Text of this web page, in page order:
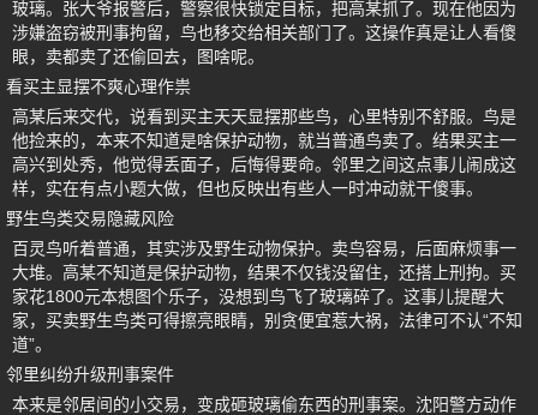
玻璃。张大爷报警后，警察很快锁定目标，把高某抓了。现在他因为
涉嫌盗窃被刑事拘留，鸟也移交给相关部门了。这操作真是让人看傻
眼，卖都卖了还偷回去，图啥呢。
看买主显摆不爽心理作祟
高某后来交代，说看到买主天天显摆那些鸟，心里特别不舒服。鸟是
他捡来的，本来不知道是啥保护动物，就当普通鸟卖了。结果买主一
高兴到处秀，他觉得丢面子，后悔得要命。邻里之间这点事儿闹成这
样，实在有点小题大做，但也反映出有些人一时冲动就干傻事。
野生鸟类交易隐藏风险
百灵鸟听着普通，其实涉及野生动物保护。卖鸟容易，后面麻烦事一
大堆。高某不知道是保护动物，结果不仅钱没留住，还搭上刑拘。买
家花1800元本想图个乐子，没想到鸟飞了玻璃碎了。这事儿提醒大
家，买卖野生鸟类可得擦亮眼睛，别贪便宜惹大祸，法律可不认“不知
道”。
邻里纠纷升级刑事案件
本来是邻居间的小交易，变成砸玻璃偷东西的刑事案。沈阳警方动作